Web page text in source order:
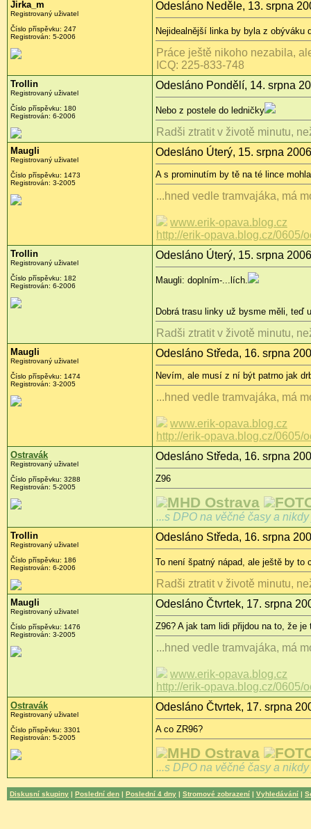
Jirka_m
Registrovaný uživatel
Číslo příspěvku: 247
Registrován: 5-2006
Odesláno Neděle, 13. srpna
Nejidealnější linka by byla z obýváku
Práce ještě nikoho nezabila,
ICQ: 225-833-748
Trollin
Registrovaný uživatel
Číslo příspěvku: 180
Registrován: 6-2006
Odesláno Pondělí, 14. srpna
Nebo z postele do ledničky
Radši ztratit v životě minutu,
Maugli
Registrovaný uživatel
Číslo příspěvku: 1473
Registrován: 3-2005
Odesláno Úterý, 15. srpna
A s prominutím by tě na té lince
...hned vedle tramvajáka, má
www.erik-opava.blog.cz
http://erik-opava.blog.cz/0605/
Trollin
Registrovaný uživatel
Číslo příspěvku: 182
Registrován: 6-2006
Odesláno Úterý, 15. srpna
Maugli: doplním-...lích.
Dobrá trasu linky už bysme měli, teď
Radši ztratit v životě minutu,
Maugli
Registrovaný uživatel
Číslo příspěvku: 1474
Registrován: 3-2005
Odesláno Středa, 16. srpna
Nevím, ale musí z ní být patrno jak
...hned vedle tramvajáka, má
www.erik-opava.blog.cz
http://erik-opava.blog.cz/0605/
Ostravák
Registrovaný uživatel
Číslo příspěvku: 3288
Registrován: 5-2005
Odesláno Středa, 16. srpna
Z96
MHD Ostrava
...s DPO na věčné časy a
Trollin
Registrovaný uživatel
Číslo příspěvku: 186
Registrován: 6-2006
Odesláno Středa, 16. srpna
To není špatný nápad, ale ještě by to
Radši ztratit v životě minutu,
Maugli
Registrovaný uživatel
Číslo příspěvku: 1476
Registrován: 3-2005
Odesláno Čtvrtek, 17. srpna
Z96? A jak tam lidi přijdou na to, že
...hned vedle tramvajáka, má
www.erik-opava.blog.cz
http://erik-opava.blog.cz/0605/
Ostravák
Registrovaný uživatel
Číslo příspěvku: 3301
Registrován: 5-2005
Odesláno Čtvrtek, 17. srpna
A co ZR96?
MHD Ostrava
...s DPO na věčné časy a
Diskusní skupiny | Poslední den | Poslední 4 dny | Stromové zobrazení | Vyhledávání |